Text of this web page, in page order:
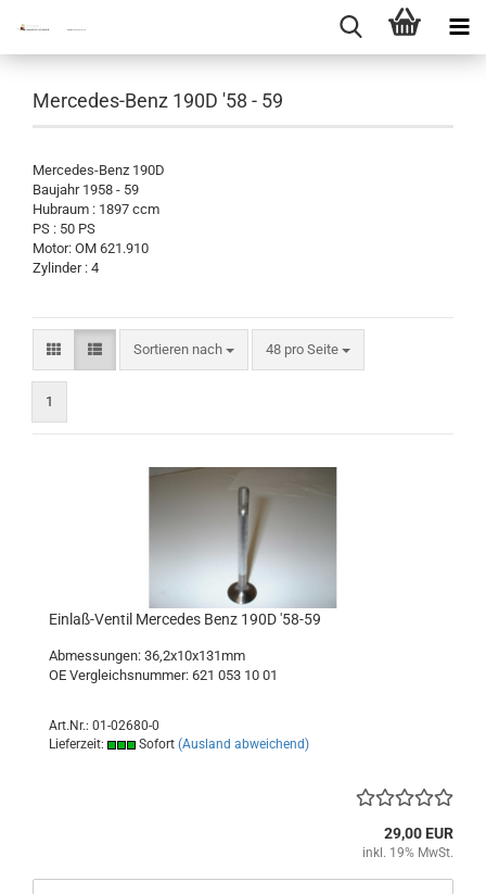
Mercedes-Benz 190D '58 - 59
Mercedes-Benz 190D
Baujahr 1958 - 59
Hubraum : 1897 ccm
PS : 50 PS
Motor: OM 621.910
Zylinder : 4
Sortieren nach
Sortieren nach 48 pro Seite
pro Seite
1
Einlaß-Ventil Mercedes Benz 190D '58-59
Abmessungen: 36,2x10x131mm
OE Vergleichsnummer: 621 053 10 01
Art.Nr.: 01-02680-0
Lieferzeit:
Sofort (Ausland abweichend)
29,00 EUR
inkl. 19% MwSt.